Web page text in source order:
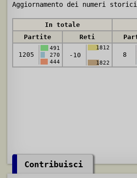
Aggiornamento dei numeri
In totale
Partite
Reti
1205
491
270
444
-10
1812
1822
8
Contribuisci